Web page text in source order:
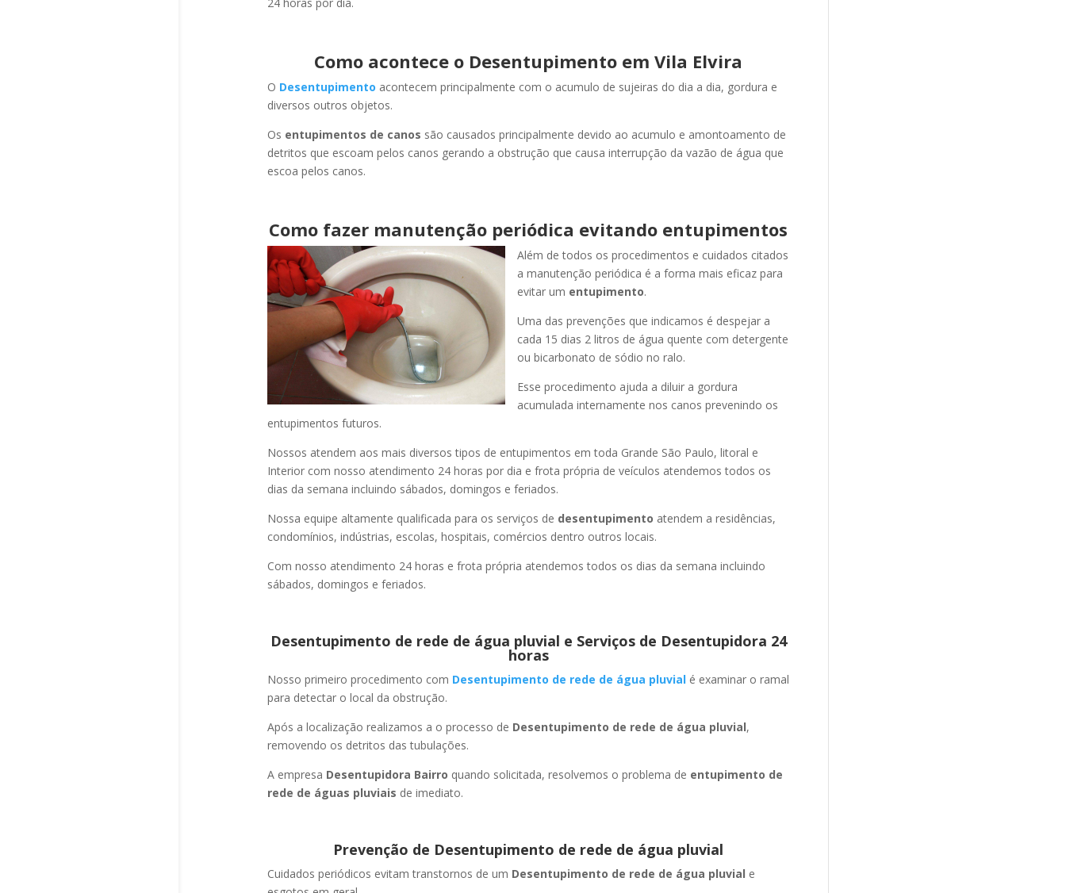
Como acontece o Desentupimento em Vila Elvira
O Desentupimento acontecem principalmente com o acumulo de sujeiras do dia a dia, gordura e
diversos outros objetos.
Os entupimentos de canos são causados principalmente devido ao acumulo e amontoamento de
detritos que escoam pelos canos gerando a obstrução que causa interrupção da vazão de água que
escoa pelos canos.
Como fazer manutenção periódica evitando entupimentos
Além de todos os procedimentos e cuidados citados
a manutenção periódica é a forma mais eficaz para
evitar um entupimento.
Uma das prevenções que indicamos é despejar a
cada 15 dias 2 litros de água quente com detergente
ou bicarbonato de sódio no ralo.
Esse procedimento ajuda a diluir a gordura
acumulada internamente nos canos prevenindo os
entupimentos futuros.
Nossos atendem aos mais diversos tipos de entupimentos em toda Grande São Paulo, litoral e
Interior com nosso atendimento 24 horas por dia e frota própria de veículos atendemos todos os
dias da semana incluindo sábados, domingos e feriados.
Nossa equipe altamente qualificada para os serviços de desentupimento atendem a residências,
condomínios, indústrias, escolas, hospitais, comércios dentro outros locais.
Com nosso atendimento 24 horas e frota própria atendemos todos os dias da semana incluindo
sábados, domingos e feriados.
Desentupimento de rede de água pluvial e Serviços de Desentupidora 24
horas
Nosso primeiro procedimento com Desentupimento de rede de água pluvialé examinar o ramal
para detectar o local da obstrução.
Após a localização realizamos a o processo de Desentupimento de rede de água pluvial,
removendo os detritos das tubulações.
A empresa Desentupidora Bairro quando solicitada, resolvemos o problema de entupimento de
rede de águas pluviais de imediato.
Prevenção de Desentupimento de rede de água pluvial
Cuidados periódicos evitam transtornos de um Desentupimento de rede de água pluvial e